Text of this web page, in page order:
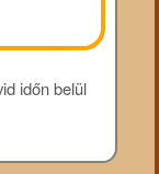
időn belül